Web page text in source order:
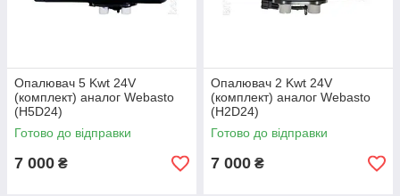
Опалювач 5 Kwt 24V
(комплект) аналог Webasto
(H5D24)
Готово до відправки
7 000 ₴
Опалювач 2 Kwt 24V
(комплект) аналог Webasto
(H2D24)
Готово до відправки
7 000 ₴